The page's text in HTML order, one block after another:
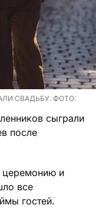
СВАДЬБУ. ФОТО:
сыграли
после
церемонию и
все
гостей.